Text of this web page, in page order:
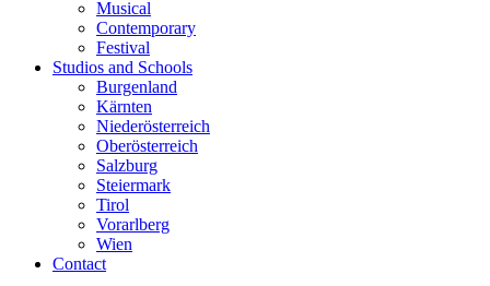
Musical
Contemporary
Festival
Studios and Schools
Burgenland
Kärnten
Niederösterreich
Oberösterreich
Salzburg
Steiermark
Tirol
Vorarlberg
Wien
Contact